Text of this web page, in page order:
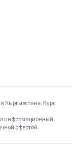
Кыргызстане. Курс
информационный
офертой.